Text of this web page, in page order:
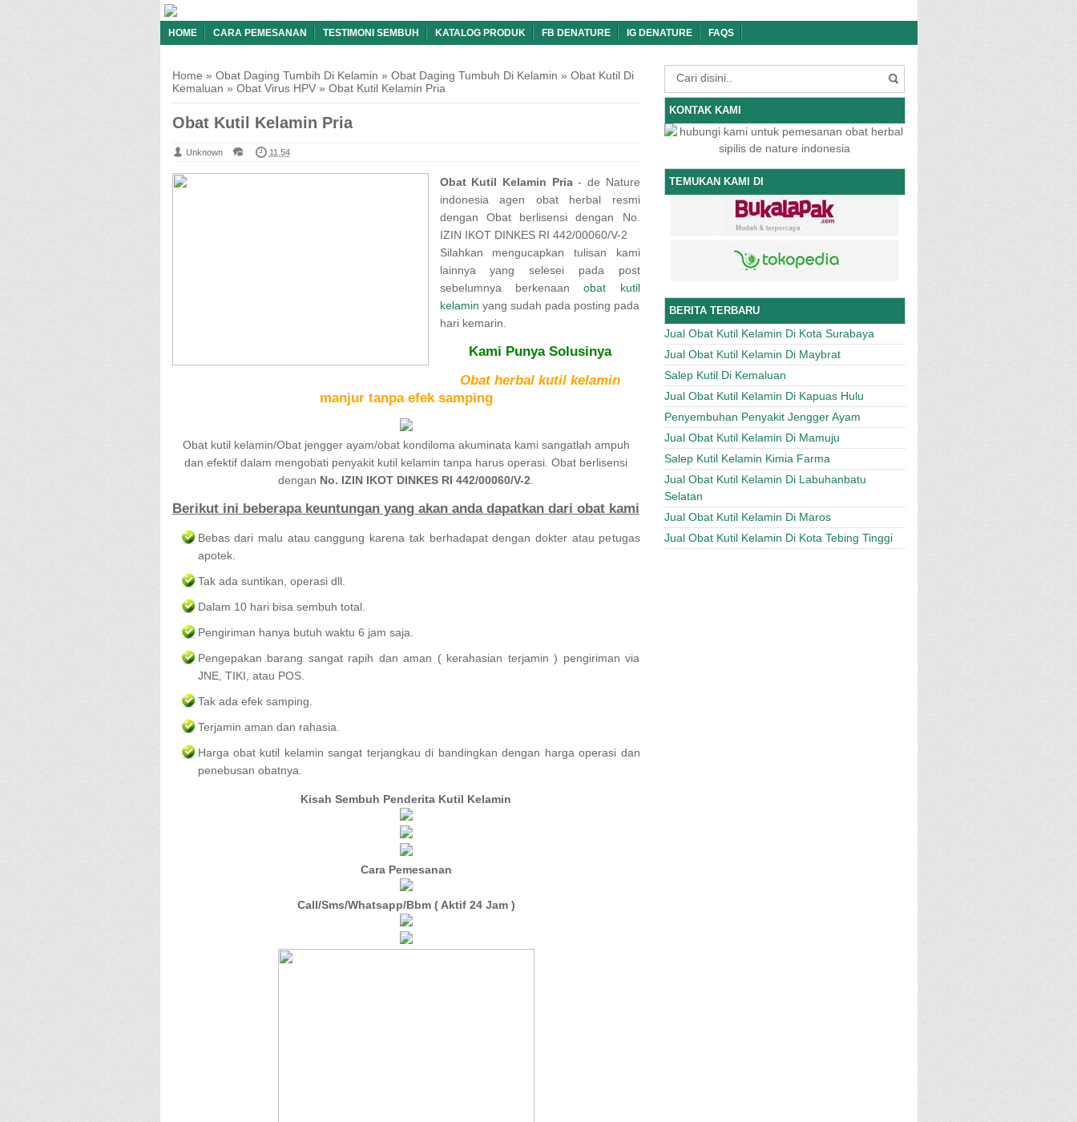
HOME CARA PEMESANAN TESTIMONI SEMBUH KATALOG PRODUK FB DENATURE IG DENATURE FAQS
Home » Obat Daging Tumbih Di Kelamin » Obat Daging Tumbuh Di Kelamin » Obat Kutil Di
Kemaluan » Obat Virus HPV» Obat Kutil Kelamin Pria
Obat Kutil Kelamin Pria
Unknown 11.54
Obat Kutil Kelamin Pria- de Nature
indonesia agen obat herbal resmi
dengan Obat berlisensi dengan No.
IZIN IKOT DINKES RI 442/00060/V-2
Silahkan mengucapkan tulisan kami
lainnya yang selesei pada post
sebelumnya berkenaanobat kutil
kelamin yang sudah pada posting pada
hari kemarin.
Kami Punya Solusinya
Obat herbal kutil kelamin
manjur tanpa efek samping
Obat kutil kelamin/Obat jengger ayam/obat kondiloma akuminata kami sangatlah ampuh
dan efektif dalam mengobati penyakit kutil kelamin tanpa harus operasi. Obat berlisensi
dengan No. IZIN IKOT DINKES RI 442/00060/V-2
Berikut ini beberapa keuntungan yang akan anda dapatkan dari obat kami
Bebas dari malu atau canggung karena tak berhadapat dengan dokter atau petugas
apotek.
Tak ada suntikan, operasi dll.
Dalam 10 hari bisa sembuh total.
Pengiriman hanya butuh waktu 6 jam saja.
Pengepakan barang sangat rapih dan aman ( kerahasian terjamin ) pengiriman via
JNE, TIKI, atau POS.
Tak ada efek samping.
Terjamin aman dan rahasia.
Harga obat kutil kelamin sangat terjangkau di bandingkan dengan harga operasi dan
penebusan obatnya.
Kisah Sembuh Penderita Kutil Kelamin
Cara Pemesanan
Call/Sms/Whatsapp/Bbm ( Aktif 24 Jam )
KONTAK KAMI
TEMUKAN KAMI DI
BERITA TERBARU
Jual Obat Kutil Kelamin Di Kota Surabaya
Jual Obat Kutil Kelamin Di Maybrat
Salep Kutil Di Kemaluan
Jual Obat Kutil Kelamin Di Kapuas Hulu
Penyembuhan Penyakit Jengger Ayam
Jual Obat Kutil Kelamin Di Mamuju
Salep Kutil Kelamin Kimia Farma
Jual Obat Kutil Kelamin Di Labuhanbatu
Selatan
Jual Obat Kutil Kelamin Di Maros
Jual Obat Kutil Kelamin Di Kota Tebing Tinggi